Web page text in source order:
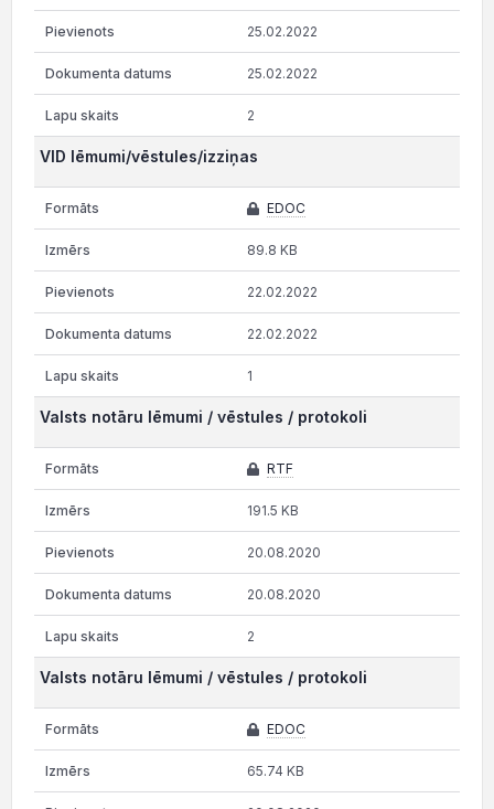
25.02.2022
25.02.2022
2
VID lēmumi/vēstules/izziņas
EDOC
89.8 KB
22.02.2022
22.02.2022
1
Valsts notāru lēmumi / vēstules / protokoli
RTF
191.5 KB
20.08.2020
20.08.2020
2
Valsts notāru lēmumi / vēstules / protokoli
EDOC
65.74 KB